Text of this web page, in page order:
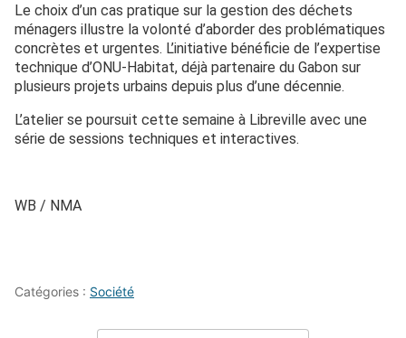
Le choix d’un cas pratique sur la gestion des déchets
ménagers illustre la volonté d’aborder des problématiques
concrètes et urgentes. L’initiative bénéficie de l’expertise
technique d’ONU-Habitat, déjà partenaire du Gabon sur
plusieurs projets urbains depuis plus d’une décennie.
L’atelier se poursuit cette semaine à Libreville avec une
série de sessions techniques et interactives.
WB / NMA
Catégories : Société